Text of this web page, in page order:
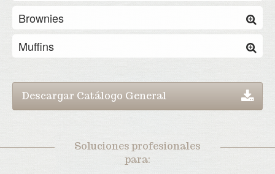
Brownies
Muffins
Descargar Catálogo General
Soluciones profesionales
para: